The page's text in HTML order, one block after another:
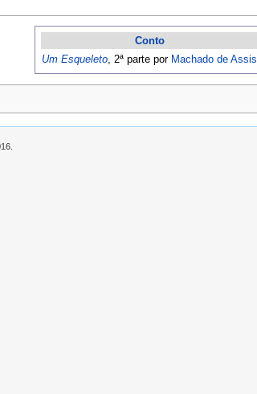
Conto
Um Esqueleto , 2ª parte por Machado de Assis